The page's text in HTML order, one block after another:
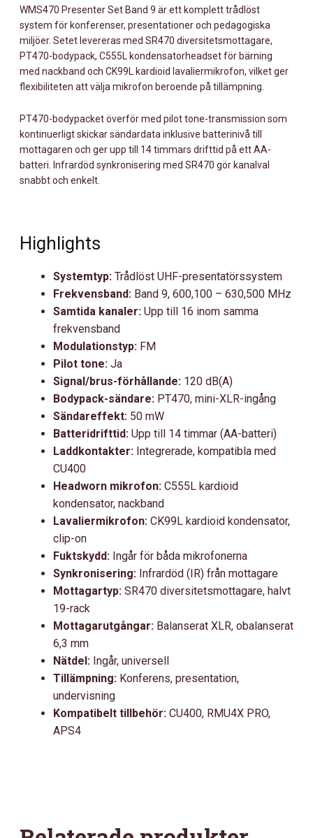
WMS470 Presenter Set Band 9 är ett komplett trådlöst
system för konferenser, presentationer och pedagogiska
miljöer. Setet levereras med SR470 diversitetsmottagare,
PT470-bodypack, C555L kondensatorheadset för bärning
med nackband och CK99L kardioid lavaliermikrofon, vilket ger
flexibiliteten att välja mikrofon beroende på tillämpning.
PT470-bodypacket överför med pilot tone-transmission som
kontinuerligt skickar sändardata inklusive batterinivå till
mottagaren och ger upp till 14 timmars drifttid på ett AA-
batteri. Infrardöd synkronisering med SR470 gör kanalval
snabbt och enkelt.
Highlights
Systemtyp: Trådlöst UHF-presentatörssystem
Frekvensband: Band 9, 600,100 – 630,500 MHz
Samtida kanaler: Upp till 16 inom samma
frekvensband
Modulationstyp: FM
Pilot tone: Ja
Signal/brus-förhållande: 120 dB(A)
Bodypack-sändare: PT470, mini-XLR-ingång
Sändareffekt: 50 mW
Batteridrifttid: Upp till 14 timmar (AA-batteri)
Laddkontakter: Integrerade, kompatibla med
CU400
Headworn mikrofon: C555L kardioid
kondensator, nackband
Lavaliermikrofon: CK99L kardioid kondensator,
clip-on
Fuktskydd: Ingår för båda mikrofonerna
Synkronisering: Infrardöd (IR) från mottagare
Mottagartyp: SR470 diversitetsmottagare, halvt
19-rack
Mottagarutgångar: Balanserat XLR, obalanserat
6,3 mm
Nätdel: Ingår, universell
Tillämpning: Konferens, presentation,
undervisning
Kompatibelt tillbehör: CU400, RMU4X PRO,
APS4